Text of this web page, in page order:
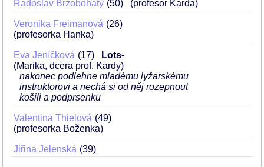
Radoslav Brzobohatý 50 (profesor Karda)
Veronika Freimanová
26
(profesorka Hanka)
Eva Jeníčková 17
Lots-
(Marika, dcera prof. Kardy)
nakonec podlehne mladému lyžarskému
instruktorovi a nechá si od něj rozepnout
košili a podprsenku
Valentina Thielová
49
(profesorka Boženka)
Jiřina Jelenská 39